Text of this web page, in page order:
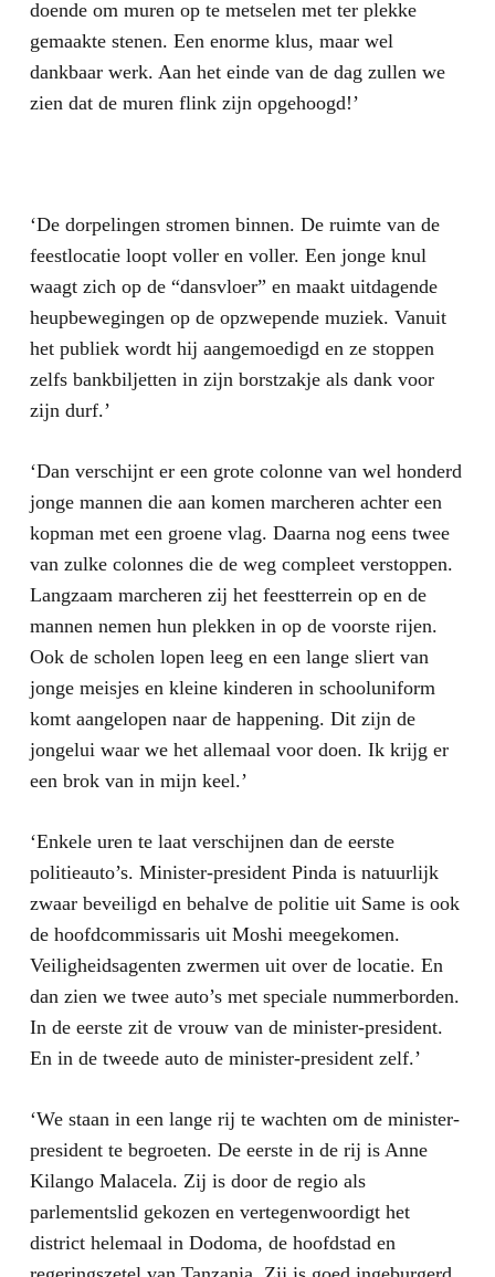
doende om muren op te metselen met ter plekke
gemaakte stenen. Een enorme klus, maar wel
dankbaar werk. Aan het einde van de dag zullen we
zien dat de muren flink zijn opgehoogd!’
‘De dorpelingen stromen binnen. De ruimte van de
feestlocatie loopt voller en voller. Een jonge knul
waagt zich op de “dansvloer” en maakt uitdagende
heupbewegingen op de opzwepende muziek. Vanuit
het publiek wordt hij aangemoedigd en ze stoppen
zelfs bankbiljetten in zijn borstzakje als dank voor
zijn durf.’
‘Dan verschijnt er een grote colonne van wel honderd
jonge mannen die aan komen marcheren achter een
kopman met een groene vlag. Daarna nog eens twee
van zulke colonnes die de weg compleet verstoppen.
Langzaam marcheren zij het feestterrein op en de
mannen nemen hun plekken in op de voorste rijen.
Ook de scholen lopen leeg en een lange sliert van
jonge meisjes en kleine kinderen in schooluniform
komt aangelopen naar de happening. Dit zijn de
jongelui waar we het allemaal voor doen. Ik krijg er
een brok van in mijn keel.’
‘Enkele uren te laat verschijnen dan de eerste
politieauto’s. Minister-president Pinda is natuurlijk
zwaar beveiligd en behalve de politie uit Same is ook
de hoofdcommissaris uit Moshi meegekomen.
Veiligheidsagenten zwermen uit over de locatie. En
dan zien we twee auto’s met speciale nummerborden.
In de eerste zit de vrouw van de minister-president.
En in de tweede auto de minister-president zelf.’
‘We staan in een lange rij te wachten om de minister-
president te begroeten. De eerste in de rij is Anne
Kilango Malacela. Zij is door de regio als
parlementslid gekozen en vertegenwoordigt het
district helemaal in Dodoma, de hoofdstad en